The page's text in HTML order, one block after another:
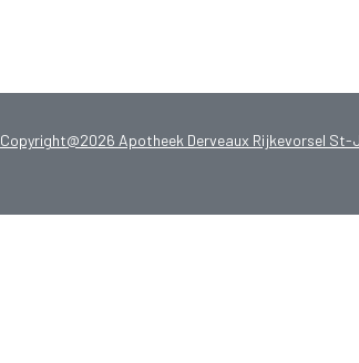
Copyright@2026 Apotheek Derveaux Rijkevorsel St-